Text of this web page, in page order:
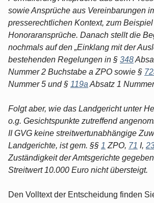
sowie Ansprüche aus Vereinbarungen
presserechtlichen Kontext, zum Beispiel
Honoraransprüche. Danach stellt die
nochmals auf den „Einklang mit der
bestehenden Regelungen in § 348
Nummer 2 Buchstabe a ZPO sowie §
Nummer 5 und § 119a Absatz 1
Folgt aber, wie das Landgericht unter
o.g. Gesichtspunkte zutreffend
II GVG keine streitwertunabhängige
Landgerichte, ist gem. §§ 1 ZPO, 71 I,
Zuständigkeit der Amtsgerichte
Streitwert 10.000 Euro nicht übersteigt.
Den Volltext der Entscheidung finden